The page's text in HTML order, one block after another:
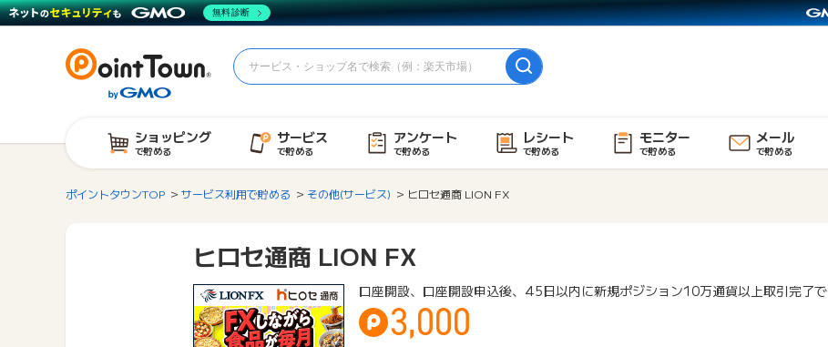
ショッピング
で貯める
サービス
で貯める
アンケート
で貯める
レシート
で貯める
モニター
で貯める
メール
で貯める
ポイントタウンTOP サービス利用で貯める その他(サービス) ヒロセ通商 LION FX
ヒロセ通商 LION FX
口座開設、口座開設申込後、45日以内に新規ポジション10万通貨以上取引完了で
3,000
無料診断